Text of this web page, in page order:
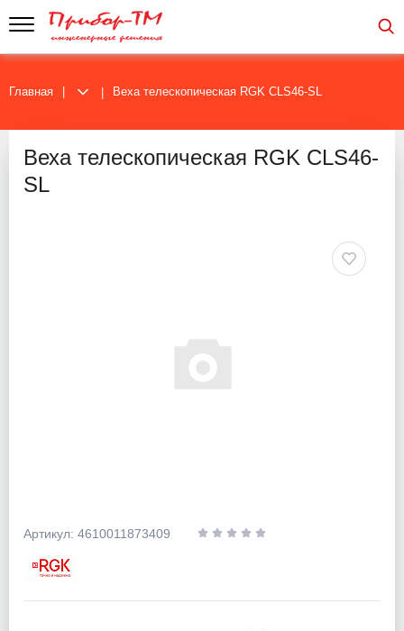
Главная Веха телескопическая RGK CLS46-SL
Веха телескопическая RGK CLS46-
SL
Артикул: 4610011873409